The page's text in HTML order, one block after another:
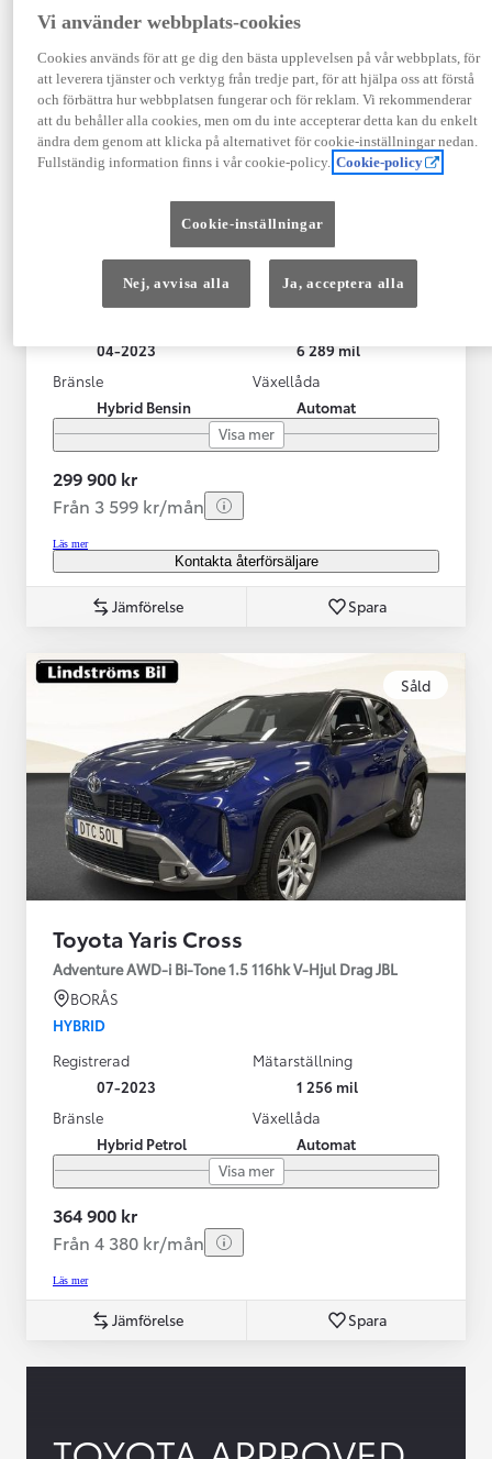
Toyota Yaris Cross
Toyota Yaris Cross 1,5 Hybrid Adventure Drag V-Hjul
KRYLBO
04-2023
6 289 mil
Bränsle
Hybrid Bensin
Växellåda
Automat
Visa mer
299 900 kr
Från 3 599 kr/mån
Läs mer
Kontakta återförsäljare
Jämförelse Spara
Såld
Toyota Yaris Cross
Adventure AWD-i Bi-Tone 1.5 116hk V-Hjul Drag JBL
BORÅS
HYBRID
Registrerad
07-2023
Mätarställning
1 256 mil
Bränsle
Hybrid Petrol
Växellåda
Automat
Visa mer
364 900 kr
Från 4 380 kr/mån
Läs mer
Jämförelse Spara
Vi använder webbplats-cookies
Cookies används för att ge dig den bästa upplevelsen på vår webbplats, för
att leverera tjänster och verktyg från tredje part, för att hjälpa oss att förstå
och förbättra hur webbplatsen fungerar och för reklam. Vi rekommenderar
att du behåller alla cookies, men om du inte accepterar detta kan du enkelt
ändra dem genom att klicka på alternativet för cookie-inställningar nedan.
Fullständig information finns i vår cookie-policy. Cookie-policy
Cookie-inställningar
Nej, avvisa alla Ja, acceptera alla